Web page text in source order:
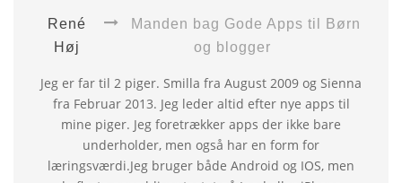
René
Høj
Manden bag Gode Apps til Børn
og blogger
Jeg er far til 2 piger. Smilla fra August 2009 og Sienna
fra Februar 2013. Jeg leder altid efter nye apps til
mine piger. Jeg foretrækker apps der ikke bare
underholder, men også har en form for
læringsværdi.Jeg bruger både Android og IOS, men